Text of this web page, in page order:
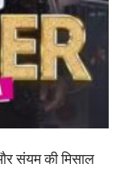
संयम की मिसाल